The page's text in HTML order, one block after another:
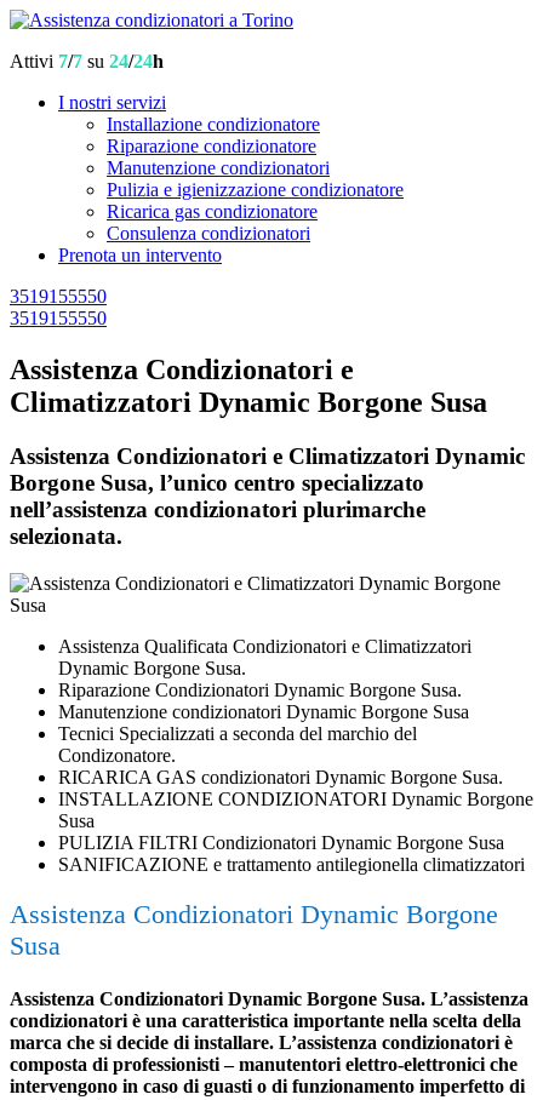
Attivi 7/7 su 24/24h
I nostri servizi
Installazione condizionatore
Riparazione condizionatore
Manutenzione condizionatori
Pulizia e igienizzazione condizionatore
Ricarica gas condizionatore
Consulenza condizionatori
Prenota un intervento
3519155550
3519155550
Assistenza Condizionatori e
Climatizzatori Dynamic Borgone Susa
Assistenza Condizionatori e Climatizzatori Dynamic
Borgone Susa, l’unico centro specializzato
nell’assistenza condizionatori plurimarche
selezionata.
Assistenza Qualificata Condizionatori e Climatizzatori
Dynamic Borgone Susa.
Riparazione Condizionatori Dynamic Borgone Susa.
Manutenzione condizionatori Dynamic Borgone Susa
Tecnici Specializzati a seconda del marchio del
Condizonatore.
RICARICA GAS condizionatori Dynamic Borgone Susa.
INSTALLAZIONE CONDIZIONATORI Dynamic Borgone
Susa
PULIZIA FILTRI Condizionatori Dynamic Borgone Susa
SANIFICAZIONE e trattamento antilegionella climatizzatori
Assistenza Condizionatori Dynamic Borgone
Susa
Assistenza Condizionatori Dynamic Borgone Susa. L’assistenza
condizionatori è una caratteristica importante nella scelta della
marca che si decide di installare. L’assistenza condizionatori è
composta di professionisti – manutentori elettro-elettronici che
intervengono in caso di guasti o di funzionamento imperfetto di